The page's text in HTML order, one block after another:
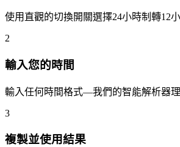
使用直觀的切換開關選擇24小時制轉12
2
輸入您的時間
輸入任何時間格式—我們的智能解析器
3
複製並使用結果